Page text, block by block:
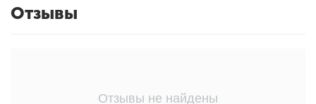
Отзывы
Отзывы не найдены